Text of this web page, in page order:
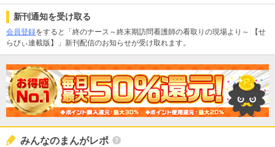
新刊通知を受け取る
会員登録をすると「終のナース～終末期訪問看護師の看取りの現場より～ 【せ
らびぃ連載版】」新刊配信のお知らせが受け取れます。
みんなのまんがレポ